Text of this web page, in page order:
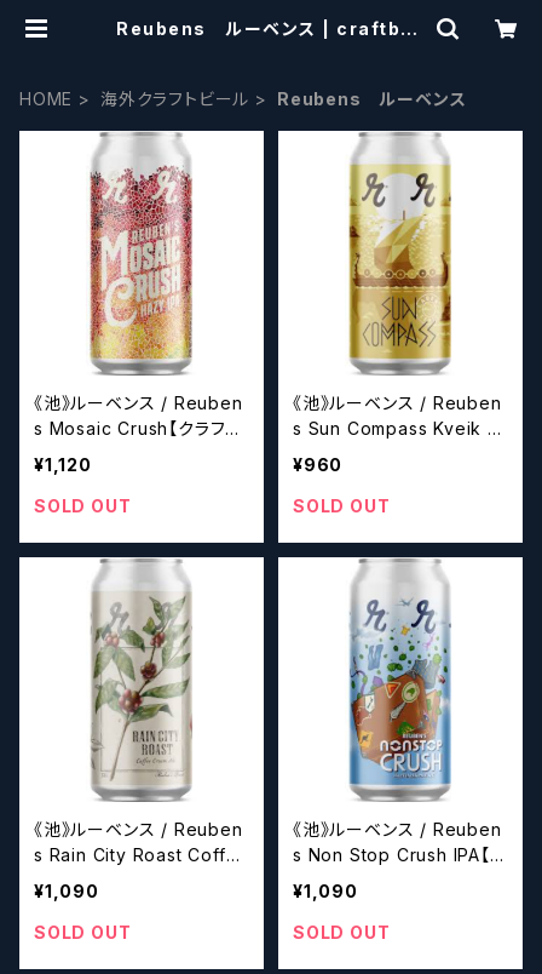
Reubens ルーベンス | craftbee
HOME 海外クラフトビール Reubens ルーベンス
《池》ルーベンス / Reuben
s Mosaic Crush【クラフト
ビール】
¥1,120
SOLD OUT
《池》ルーベンス / Reuben
s Sun Compass Kveik La
ger【クラフトビール】
¥960
SOLD OUT
《池》ルーベンス / Reuben
s Rain City Roast Coffe
e Cream Ale【クラフトビー
ル】
¥1,090
SOLD OUT
《池》ルーベンス / Reuben
s Non Stop Crush IPA【ク
ラフトビール】
¥1,090
SOLD OUT